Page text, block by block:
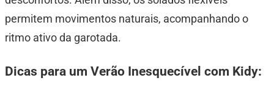
permitem movimentos naturais, acompanhando o
ritmo ativo da garotada.
Dicas para um Verão Inesquecível com Kidy: